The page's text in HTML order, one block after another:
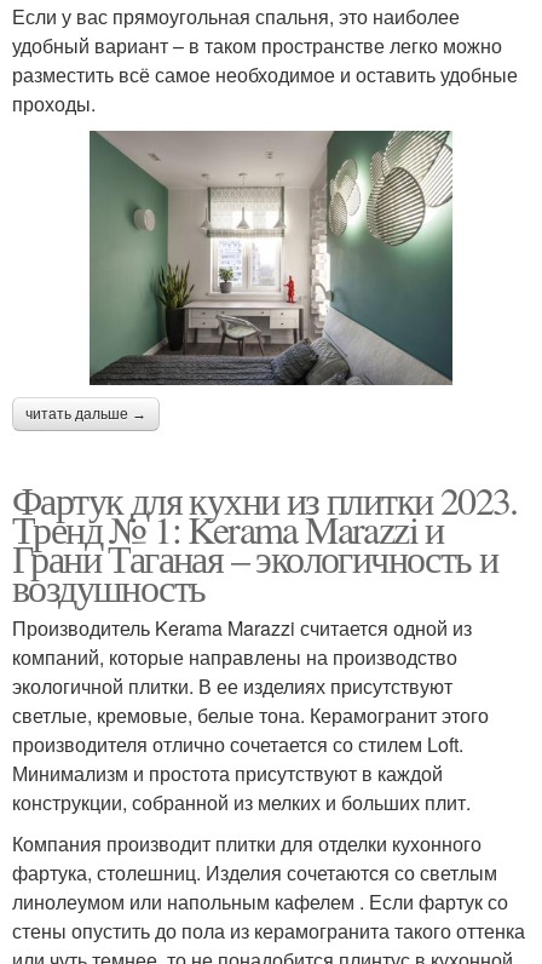
Если у вас прямоугольная спальня, это наиболее
удобный вариант – в таком пространстве легко можно
разместить всё самое необходимое и оставить удобные
проходы.
читать дальше →
Фартук для кухни из плитки 2023.
Тренд № 1: Kerama Marazzi и
Грани Таганая – экологичность и
воздушность
Производитель Kerama Marazzi считается одной из
компаний, которые направлены на производство
экологичной плитки. В ее изделиях присутствуют
светлые, кремовые, белые тона. Керамогранит этого
производителя отлично сочетается со стилем Loft.
Минимализм и простота присутствуют в каждой
конструкции, собранной из мелких и больших плит.
Компания производит плитки для отделки кухонного
фартука, столешниц. Изделия сочетаются со светлым
линолеумом или напольным кафелем . Если фартук со
стены опустить до пола из керамогранита такого оттенка